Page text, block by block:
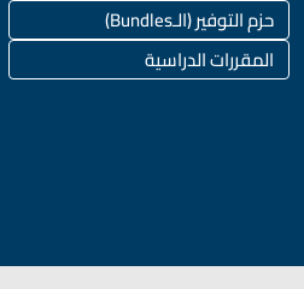
حزم التوفير (الـBundles)
المقررات الدراسية